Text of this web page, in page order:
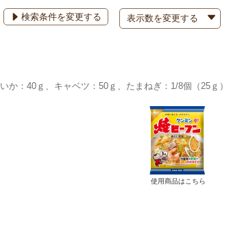
検索条件を変更する
いか：40ｇ キャベツ：50ｇ たまねぎ：1/8個（25ｇ）
使用商品はこちら